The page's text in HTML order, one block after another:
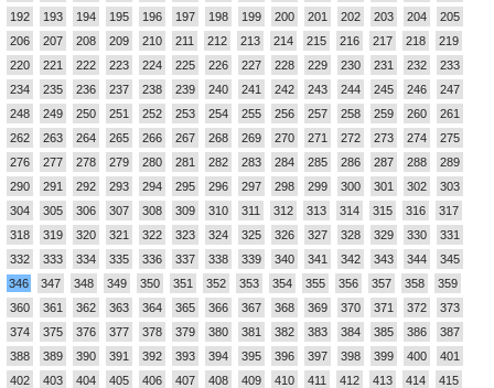
192
193 194 195 196 197 198 199 200 201 202 203 204
205
206
207 208 209 210 211 212 213 214 215 216 217 218
219
220
221 222 223 224 225 226 227 228 229 230 231 232
233
234
235 236 237 238 239 240 241 242 243 244 245 246
247
248
249 250 251 252 253 254 255 256 257 258 259 260
261
262
263 264 265 266 267 268 269 270 271 272 273 274
275
276
277 278 279 280 281 282 283 284 285 286 287 288
289
290
291 292 293 294 295 296 297 298 299 300 301 302
303
304
305 306 307 308 309 310 311 312 313 314 315 316
317
318
319 320 321 322 323 324 325 326 327 328 329 330
331
332
333 334 335 336 337 338 339 340 341 342 343 344
345
346
347 348 349 350 351 352 353 354 355 356 357 358
359
360
361 362 363 364 365 366 367 368 369 370 371 372
373
374
375 376 377 378 379 380 381 382 383 384 385 386
387
388
389 390 391 392 393 394 395 396 397 398 399 400
401
402
403 404 405 406 407 408 409 410 411 412 413 414
415